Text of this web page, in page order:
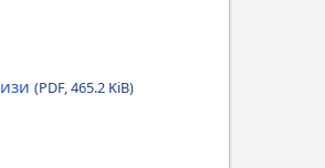
(PDF, 465.2 KiB)